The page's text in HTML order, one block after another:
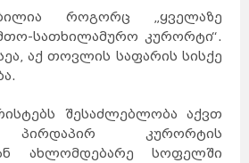
როგორც „ყველაზე
სათხილამურო კურორტი“.
აქ თოვლის საფარის სისქე
შესაძლებლობა აქვთ
პირდაპირ კურორტის
ახლომდებარე სოფელში